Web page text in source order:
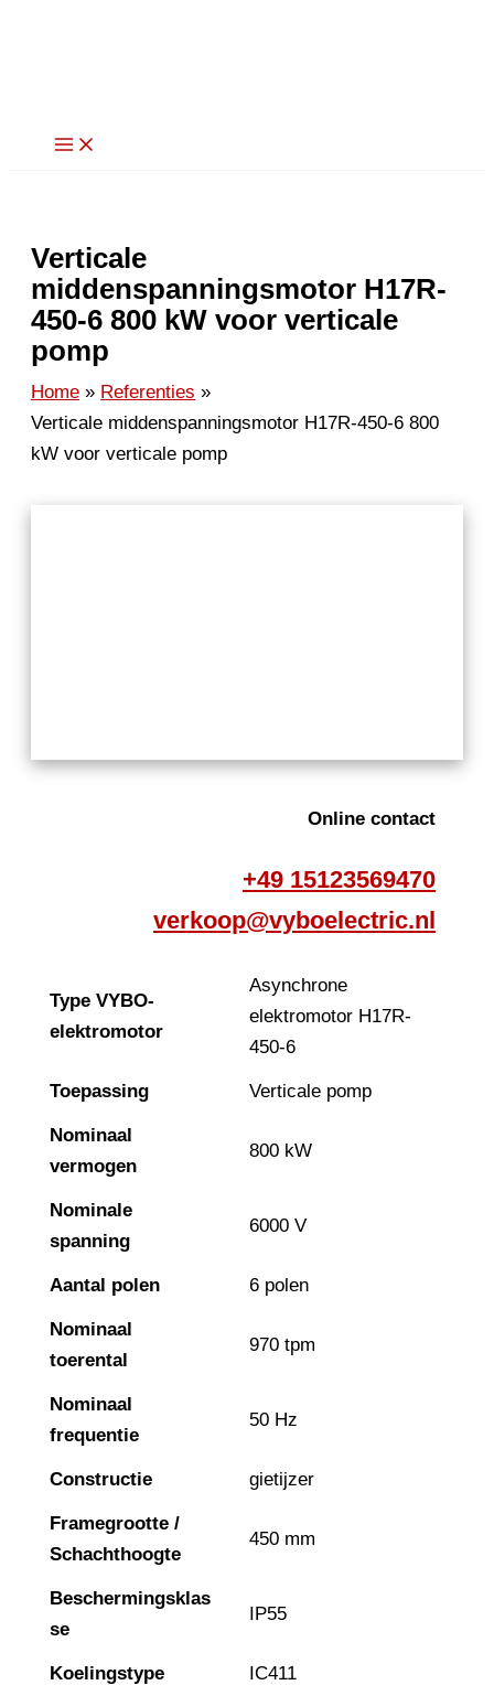
Verticale
middenspanningsmotor H17R-
450-6 800 kW voor verticale
pomp
Home
Referenties
Verticale middenspanningsmotor H17R-450-6 800
kW voor verticale pomp
Online contact
+49 15123569470
verkoop@vyboelectric.nl
Type VYBO-
elektromotor
Asynchrone
elektromotor H17R-
450-6
Toepassing Verticale pomp
Nominaal
vermogen
800 kW
Nominale
spanning
6000 V
Aantal polen 6 polen
Nominaal
toerental
970 tpm
Nominaal
frequentie
50 Hz
Constructie gietijzer
Framegrootte /
Schachthoogte
450 mm
Beschermingsklas
se
IP55
Koelingstype IC411